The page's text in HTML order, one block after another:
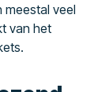
veel
van het